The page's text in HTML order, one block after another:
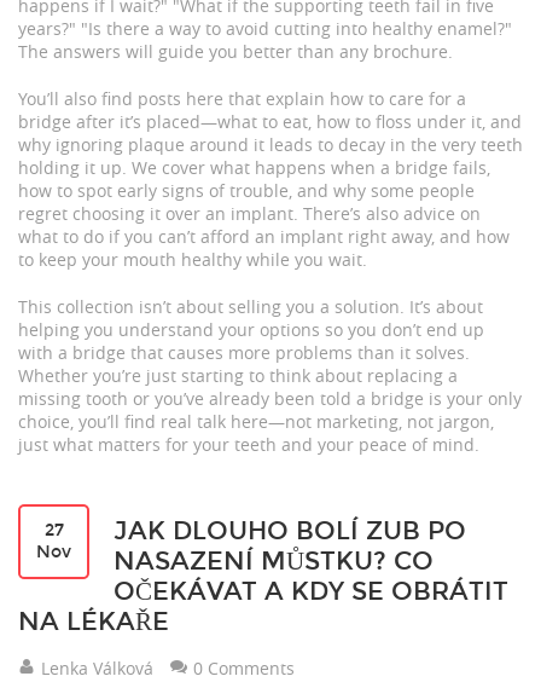
happens if I wait?" "What if the supporting teeth fail in five
years?" "Is there a way to avoid cutting into healthy enamel?"
The answers will guide you better than any brochure.
You’ll also find posts here that explain how to care for a
bridge after it’s placed—what to eat, how to floss under it, and
why ignoring plaque around it leads to decay in the very teeth
holding it up. We cover what happens when a bridge fails,
how to spot early signs of trouble, and why some people
regret choosing it over an implant. There’s also advice on
what to do if you can’t afford an implant right away, and how
to keep your mouth healthy while you wait.
This collection isn’t about selling you a solution. It’s about
helping you understand your options so you don’t end up
with a bridge that causes more problems than it solves.
Whether you’re just starting to think about replacing a
missing tooth or you’ve already been told a bridge is your only
choice, you’ll find real talk here—not marketing, not jargon,
just what matters for your teeth and your peace of mind.
27
Nov
JAK DLOUHO BOLÍ ZUB PO
NASAZENÍ MŮSTKU? CO
OČEKÁVAT A KDY SE OBRÁTIT
NA LÉKAŘE
Lenka Válková 0 Comments